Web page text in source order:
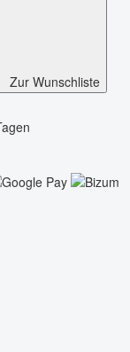
Zur Wunschliste